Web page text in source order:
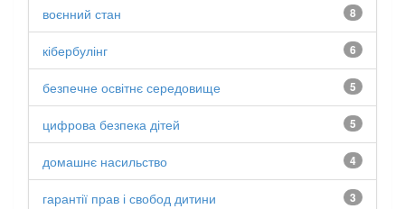
8
воєнний стан
6
кібербулінг
5
безпечне освітнє середовище
5
цифрова безпека дітей
4
домашнє насильство
3
гарантії прав і свобод дитини